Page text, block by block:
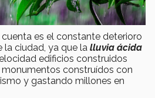
es el constante deterioro
ciudad, ya que la lluvia ácida
edificios construidos
construídos con
y gastando millones en